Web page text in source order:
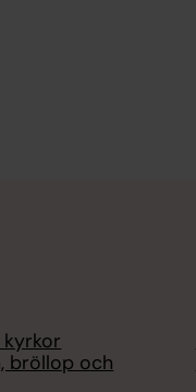
bröllop och